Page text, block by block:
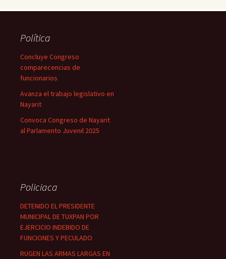
Política
Concluye Congreso
comparecencias de
funcionarios
Avanza el trabajo legislativo en
Nayarit
Convoca Congreso de Nayarit
al Parlamento Juvenil 2025
Policiaca
DETENIDO EL PRESIDENTE
MUNICIPAL DE TUXPAN POR
EJERCICIO INDEBIDO DE
FUNCIONES Y PECULADO
RUGEN LAS ARMAS LARGAS EN